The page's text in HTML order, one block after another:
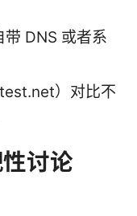
DNS 或者系
）对比不
讨论